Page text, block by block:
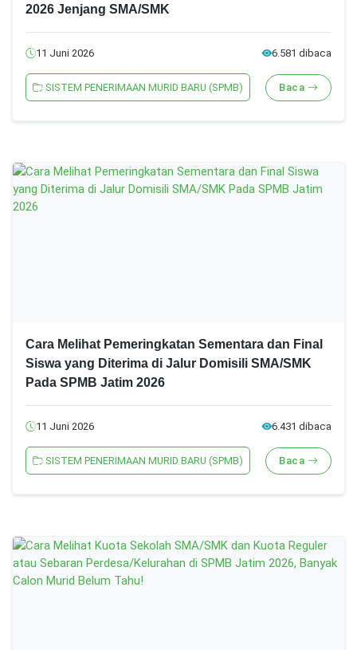
2026 Jenjang SMA/SMK
11 Juni 2026 6.581 dibaca
SISTEM PENERIMAAN MURID BARU (SPMB) Baca
Cara Melihat Pemeringkatan Sementara dan Final
Siswa yang Diterima di Jalur Domisili SMA/SMK
Pada SPMB Jatim 2026
11 Juni 2026 6.431 dibaca
SISTEM PENERIMAAN MURID BARU (SPMB) Baca